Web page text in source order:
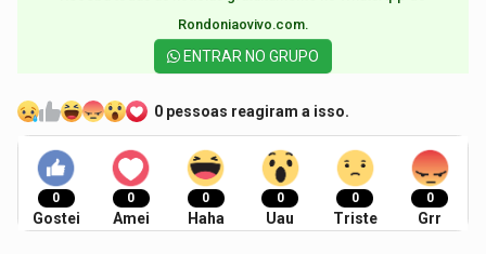
Rondoniaovivo.com.​
ENTRAR NO GRUPO
0 pessoas reagiram a isso.
0
Gostei
0
Amei
0
Haha
0
Uau
0
Triste
0
Grr